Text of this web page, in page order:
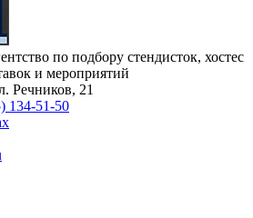
по подбору стендисток, хостес
и мероприятий
Речников, 21
134-51-50